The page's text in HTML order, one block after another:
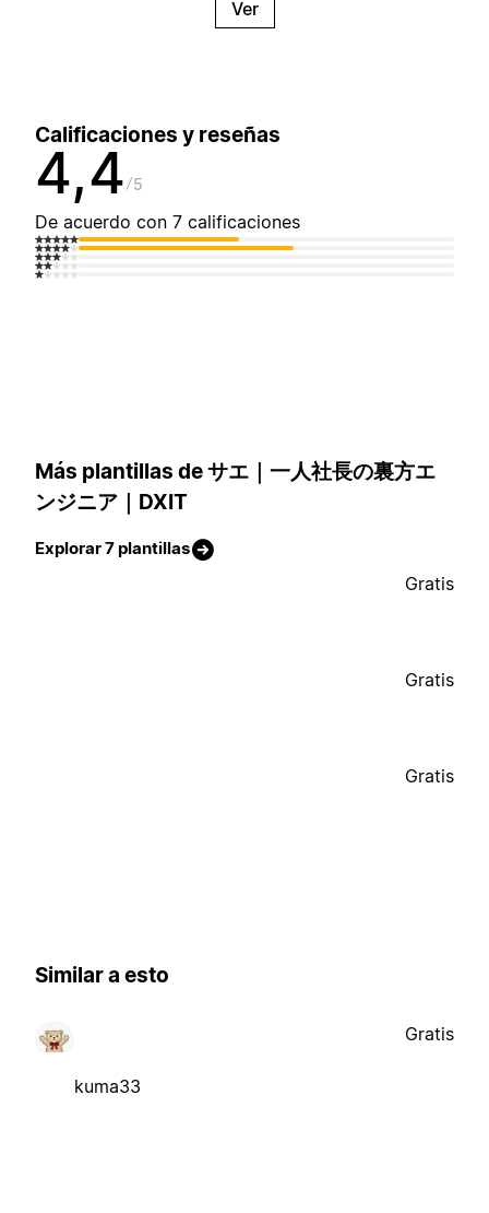
Ver
Calificaciones y reseñas
4,4 5
De acuerdo con 7 calificaciones
Más plantillas de サエ｜一人社長の裏方エ
ンジニア｜DXIT
Explorar 7 plantillas
Gratis
Gratis
Gratis
Similar a esto
kuma33
Gratis